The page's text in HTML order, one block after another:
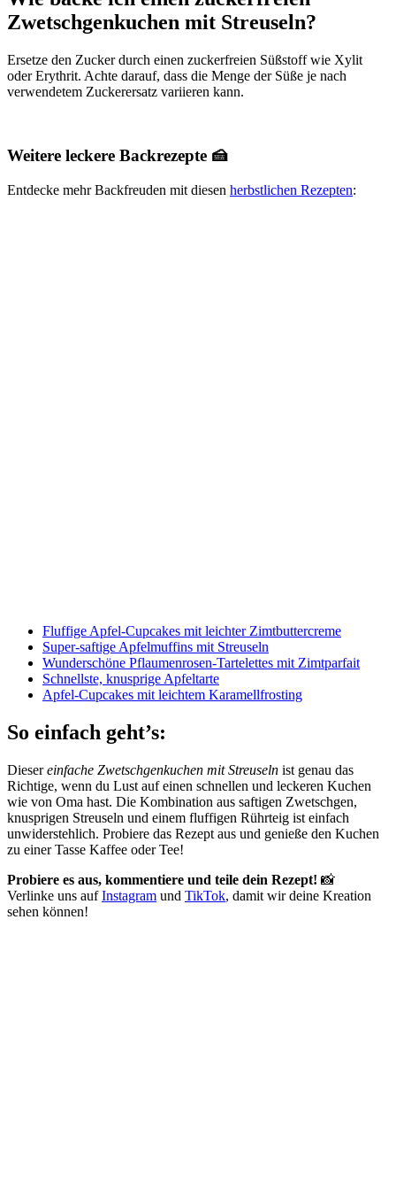
Zwetschgenkuchen mit Streuseln?
Ersetze den Zucker durch einen zuckerfreien Süßstoff wie Xylit
oder Erythrit. Achte darauf, dass die Menge der Süße je nach
verwendetem Zuckerersatz variieren kann.
Weitere leckere Backrezepte 🍰
Entdecke mehr Backfreuden mit diesen herbstlichen Rezepten:
Fluffige Apfel-Cupcakes mit leichter Zimtbuttercreme
Super-saftige Apfelmuffins mit Streuseln
Wunderschöne Pflaumenrosen-Tartelettes mit Zimtparfait
Schnellste, knusprige Apfeltarte
Apfel-Cupcakes mit leichtem Karamellfrosting
So einfach geht’s:
Diesereinfache Zwetschgenkuchen mit Streuseln ist genau das
Richtige, wenn du Lust auf einen schnellen und leckeren Kuchen
wie von Oma hast. Die Kombination aus saftigen Zwetschgen,
knusprigen Streuseln und einem fluffigen Rührteig ist einfach
unwiderstehlich. Probiere das Rezept aus und genieße den Kuchen
zu einer Tasse Kaffee oder Tee!
Probiere es aus, kommentiere und teile dein Rezept! 📸
Verlinke uns aufInstagram und TikTok, damit wir deine Kreation
sehen können!